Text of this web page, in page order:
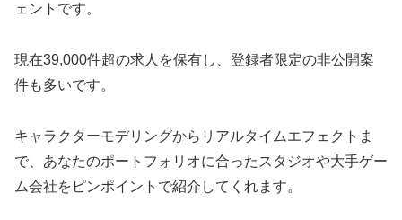
ェントです。
現在39,000件超の求人を保有し、登録者限定の非公開案
件も多いです。
キャラクターモデリングからリアルタイムエフェクトま
で、あなたのポートフォリオに合ったスタジオや大手ゲー
ム会社をピンポイントで紹介してくれます。